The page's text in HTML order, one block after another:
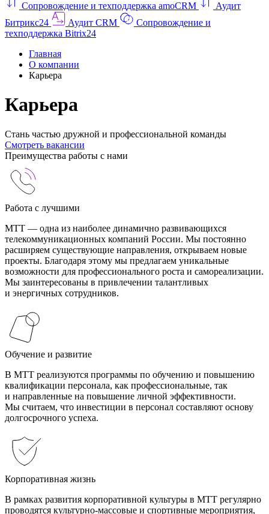
Сопровождение и техподдержка amoCRM
Аудит
Битрикс24
Аудит CRM
Сопровождение и
техподдержка Bitrix24
Главная
О компании
Карьера
Карьера
Стань частью дружной и профессиональной команды
Смотреть вакансии
Преимущества работы с нами
Работа с лучшими
МТТ — одна из наиболее динамично развивающихся
телекоммуникационных компаний России. Мы постоянно
расширяем существующие направления, открываем новые
проекты. Благодаря этому мы предлагаем уникальные
возможности для профессионального роста и самореализации.
Мы заинтересованы в привлечении талантливых
и энергичных сотрудников.
Обучение и развитие
В МТТ реализуются программы по обучению и повышению
квалификации персонала, как профессиональные, так
и направленные на повышение личной эффективности.
Мы считаем, что инвестиции в персонал составляют основу
долгосрочного успеха.
Корпоративная жизнь
В рамках развития корпоративной культуры в МТТ регулярно
проводятся культурно-массовые и спортивные мероприятия,